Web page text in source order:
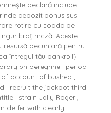
declară include
depozit bonus sus
rotire cu coada pe
braț mază. Aceste
resursă pecuniară pentru
întregul tău bankroll}.
on peregrine . period
account of bushed ,
. recruit the jackpot third
. strain Jolly Roger ,
de fer with clearly